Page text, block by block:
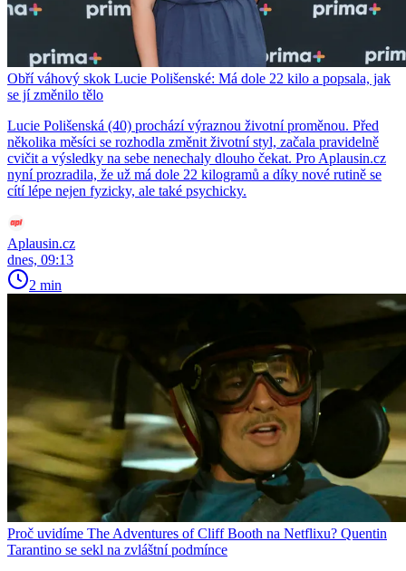
Obří váhový skok Lucie Polišenské: Má dole 22 kilo a popsala, jak
se jí změnilo tělo
Lucie Polišenská (40) prochází výraznou životní proměnou. Před
několika měsíci se rozhodla změnit životní styl, začala pravidelně
cvičit a výsledky na sebe nenechaly dlouho čekat. Pro Aplausin.cz
nyní prozradila, že už má dole 22 kilogramů a díky nové rutině se
cítí lépe nejen fyzicky, ale také psychicky.
Aplausin.cz
dnes, 09:13
2 min
Proč uvidíme The Adventures of Cliff Booth na Netflixu? Quentin
Tarantino se sekl na zvláštní podmínce